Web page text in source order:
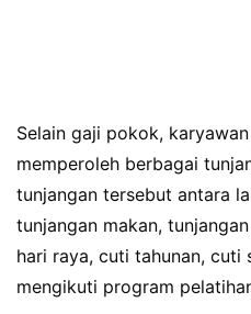
Selain gaji pokok,
memperoleh berbagai
tunjangan tersebut antara
tunjangan makan,
hari raya, cuti tahunan, cuti
mengikuti program